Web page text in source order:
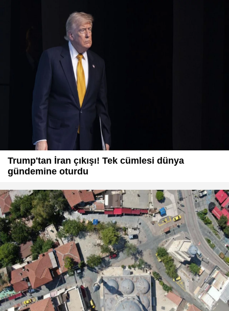
Trump'tan İran çıkışı! Tek cümlesi dünya
gündemine oturdu